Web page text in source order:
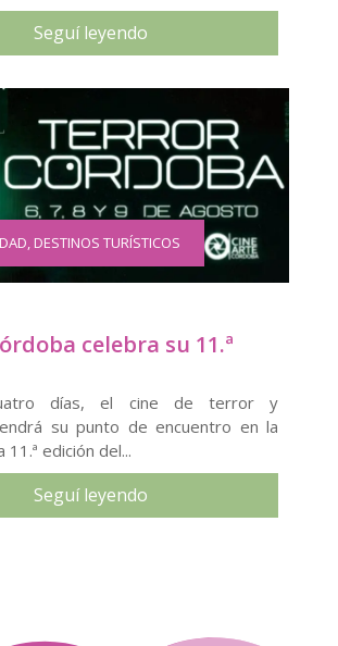
Seguí leyendo
,DESTINOS TURÍSTICOS
celebra su 11.ª
días, el cine de terror y
su punto de encuentro en la
11.ª edición del...
Seguí leyendo